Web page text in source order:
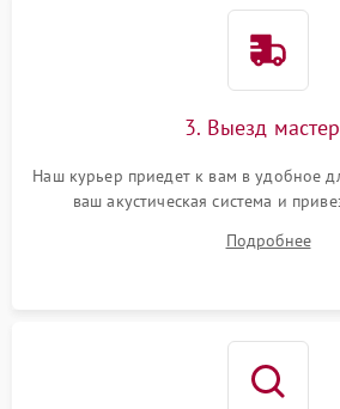
3. Выезд
Наш курьер приедет к вам в удобное
ваш акустическая система и
Подробнее